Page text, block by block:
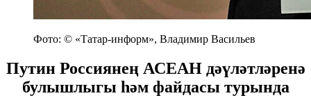
Фото: © «Татар-информ», Владимир Васильев
Путин Россиянең АСЕАН дәүләтләренә
булышлыгы һәм файдасы турында